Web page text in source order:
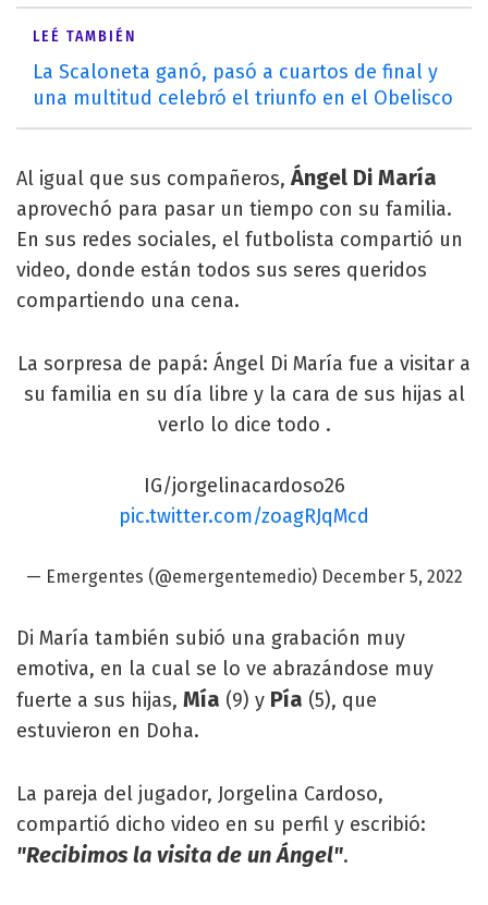
LEÉ TAMBIÉN
La Scaloneta ganó, pasó a cuartos de final y
una multitud celebró el triunfo en el Obelisco
Al igual que sus compañeros, Ángel Di María
aprovechó para pasar un tiempo con su familia.
En sus redes sociales, el futbolista compartió un
video, donde están todos sus seres queridos
compartiendo una cena.
La sorpresa de papá: Ángel Di María fue a visitar a
su familia en su día libre y la cara de sus hijas al
verlo lo dice todo .
IG/jorgelinacardoso26
pic.twitter.com/zoagRJqMcd
— Emergentes (@emergentemedio) December 5, 2022
Di María también subió una grabación muy
emotiva, en la cual se lo ve abrazándose muy
fuerte a sus hijas, Mía (9) y Pía (5), que
estuvieron en Doha.
La pareja del jugador, Jorgelina Cardoso,
compartió dicho video en su perfil y escribió:
"Recibimos la visita de un Ángel".